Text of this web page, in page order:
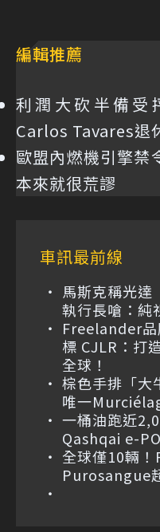
編輯推薦
利潤大砍半備受
Carlos Tavares退
歐盟內燃機引擎禁
本來就很荒謬
車訊最前線
馬斯克稱光達
執行長嗆：純
Freelander品
標 CJLR：打
全球！
棕色手排「大
唯一
一桶油跑近
Qashqai e-
全球僅10輛
Purosangue